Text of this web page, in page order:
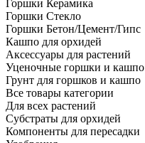
Горшки Керамика
Горшки Стекло
Горшки Бетон/Цемент/Гипс
Кашпо для орхидей
Аксессуары для растений
Уценочные горшки и кашпо
Грунт для горшков и кашпо
Все товары категории
Для всех растений
Субстраты для орхидей
Компоненты для пересадки